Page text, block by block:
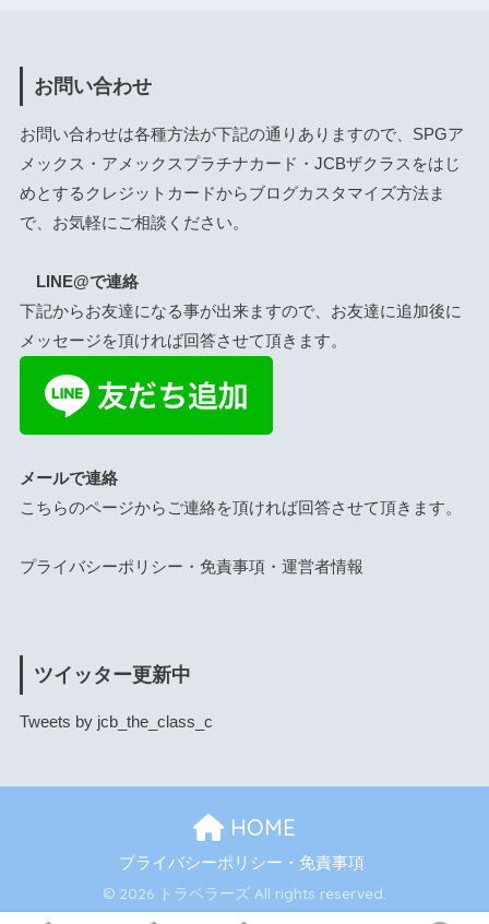
お問い合わせ
お問い合わせは各種方法が下記の通りありますので、SPGア
メックス・アメックスプラチナカード・JCBザクラスをはじ
めとするクレジットカードからブログカスタマイズ方法ま
で、お気軽にご相談ください。
LINE@で連絡
下記からお友達になる事が出来ますので、お友達に追加後に
メッセージを頂ければ回答させて頂きます。
メールで連絡
こちらのページからご連絡を頂ければ回答させて頂きます。
プライバシーポリシー・免責事項・運営者情報
ツイッター更新中
Tweets by jcb_the_class_c
HOME
プライバシーポリシー・免責事項
© 2026 トラベラーズ All rights reserved.